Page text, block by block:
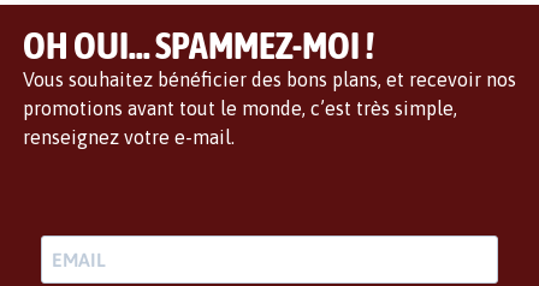
OH OUI... SPAMMEZ-MOI !
Vous souhaitez bénéficier des bons plans, et recevoir nos
promotions avant tout le monde, c’est très simple,
renseignez votre e-mail.